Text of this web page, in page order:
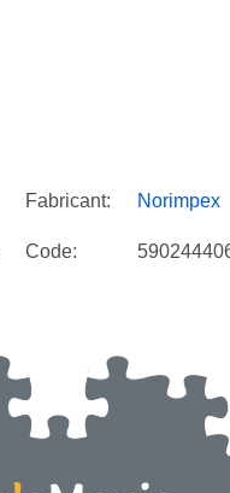
Fabricant: Norimpex
Code: